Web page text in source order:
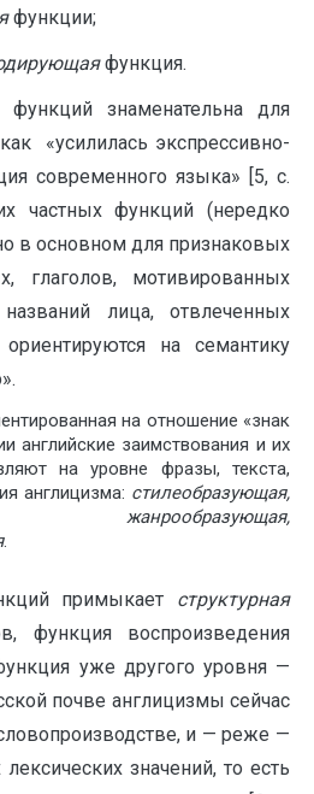
функции;
функция.
знаменательна для
«усилилась экспрессивно-
современного языка» [5, с.
частных функций (нередко
в основном для признаковых
глаголов, мотивированных
лица, отвлеченных
на семантику
на отношение «знак
английские заимствования и их
на уровне фразы, текста,
англицизма: стилеобразующая,
жанрообразующая,
.
примыкает структурная
функция воспроизведения
уже другого уровня —
почве англицизмы сейчас
и — реже —
значений, то есть